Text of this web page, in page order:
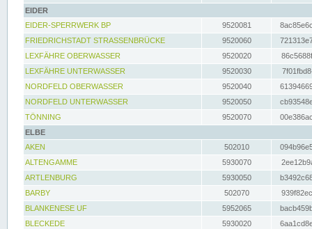
EIDER
EIDER-SPERRWERK BP
9520081
FRIEDRICHSTADT STRASSENBRÜCKE
9520060
LEXFÄHRE OBERWASSER
9520020
LEXFÄHRE UNTERWASSER
9520030
NORDFELD OBERWASSER
9520040
NORDFELD UNTERWASSER
9520050
TÖNNING
9520070
ELBE
AKEN
502010
ALTENGAMME
5930070
ARTLENBURG
5930050
BARBY
502070
BLANKENESE UF
5952065
BLECKEDE
5930020